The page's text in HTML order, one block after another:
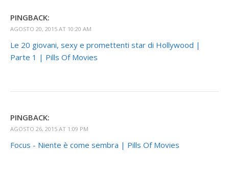
PINGBACK:
AGOSTO 20, 2015 AT 10:20 AM
Le 20 giovani, sexy e promettenti star di Hollywood |
Parte 1 | Pills Of Movies
PINGBACK:
AGOSTO 26, 2015 AT 1:09 PM
Focus - Niente è come sembra | Pills Of Movies